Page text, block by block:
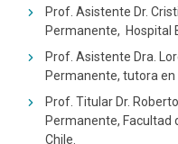
Prof. Asistente Dr.
Permanente, Hospital
Prof. Asistente Dra.
Permanente, tutora en
Prof. Titular Dr.
Permanente, Facultad
Chile.